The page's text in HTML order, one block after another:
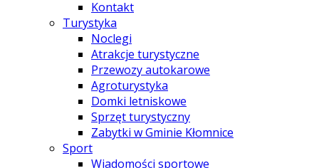
Kontakt
Turystyka
Noclegi
Atrakcje turystyczne
Przewozy autokarowe
Agroturystyka
Domki letniskowe
Sprzęt turystyczny
Zabytki w Gminie Kłomnice
Sport
Wiadomości sportowe